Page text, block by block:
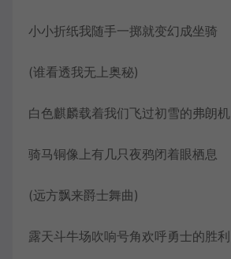
小小折纸我随手一掷就变幻成坐骑
(谁看透我无上奥秘)
白色麒麟载着我们飞过初雪的弗朗机
骑马铜像上有几只夜鸦闭着眼栖息
(远方飘来爵士舞曲)
露天斗牛场吹响号角欢呼勇士的胜利